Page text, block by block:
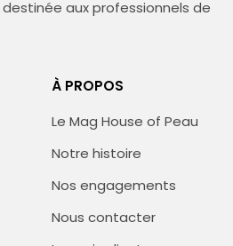
aux professionnels de
À PROPOS
Le Mag House of Peau
Notre histoire
Nos engagements
Nous contacter